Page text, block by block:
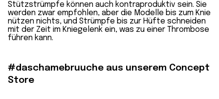
Stützstrümpfe können auch kontraproduktiv sein. Sie
werden zwar empfohlen, aber die Modelle bis zum Knie
nützen nichts, und Strümpfe bis zur Hüfte schneiden
mit der Zeit im Kniegelenk ein, was zu einer Thrombose
führen kann.
#daschamebruuche aus unserem Concept
Store